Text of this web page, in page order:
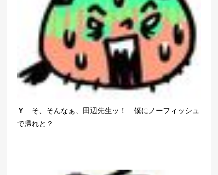
Ｙ そ、そんなぁ、田辺先生ッ！ 僕にノーフィッシュ
で帰れと？